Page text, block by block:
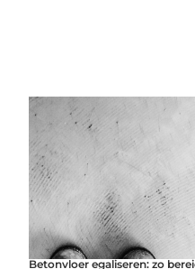
Betonvloer egaliseren: zo